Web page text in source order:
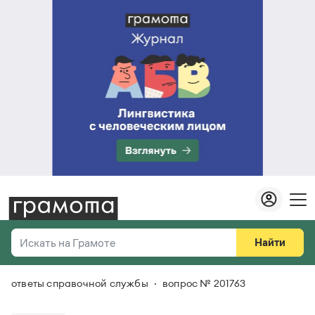
Искать на Грамоте
Справочная служба
Найти
Везде
ответы справочной службы вопрос № 201763